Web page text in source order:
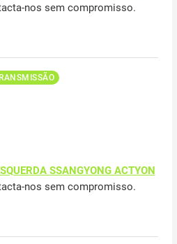
nos sem compromisso.
SSANGYONG ACTYON
nos sem compromisso.